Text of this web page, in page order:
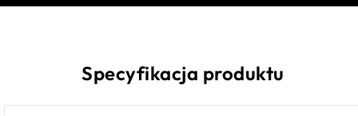
Specyfikacja produktu